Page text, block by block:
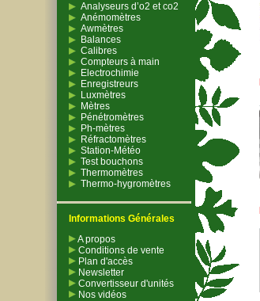
Analyseurs d’o2 et co2
Anémomètres
Awmètres
Balances
Calibres
Compteurs à main
Electrochimie
Enregistreurs
Luxmètres
Mètres
Pénétromètres
Ph-mètres
Réfractomètres
Station-Météo
Test bouchons
Thermomètres
Thermo-hygromètres
Informations Générales
A propos
Conditions de vente
Plan d'accès
Newsletter
Convertisseur d'unités
Nos vidéos